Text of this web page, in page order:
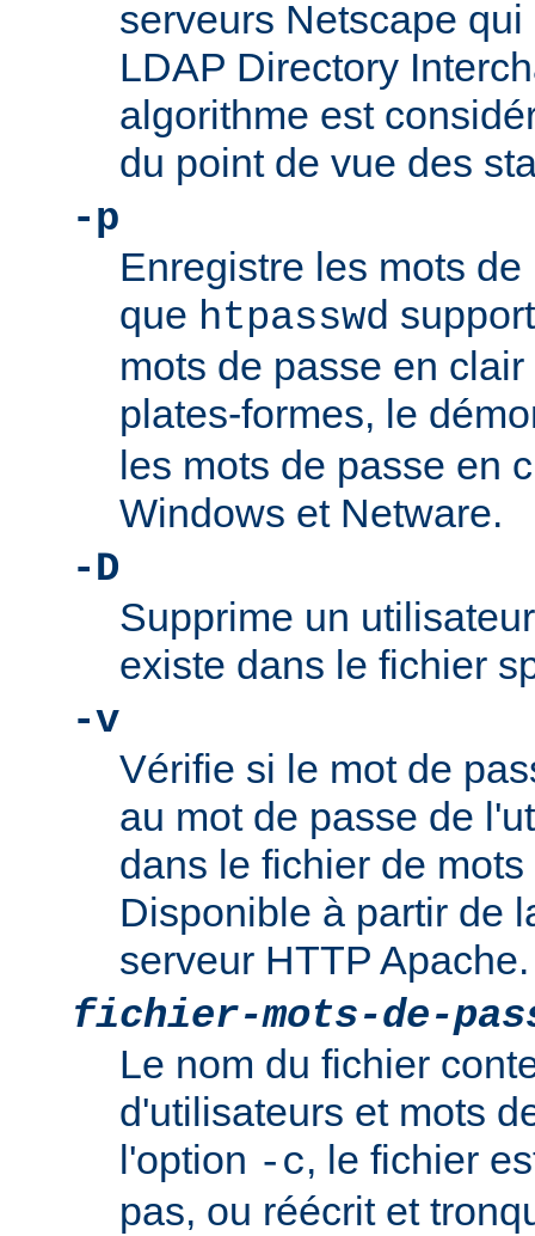
serveurs Netscape
LDAP Directory
algorithme est
du point de vue des
-p
Enregistre les mots
que htpasswd
mots de passe en
plates-formes, le
les mots de passe en
Windows et Netware.
-D
Supprime un
existe dans le fichier
-v
Vérifie si le mot de
au mot de passe de
dans le fichier de
Disponible à partir de
serveur HTTP Apache.
fichier-mots-de-
Le nom du fichier
d'utilisateurs et mots
l'option -c, le fichier
pas, ou réécrit et